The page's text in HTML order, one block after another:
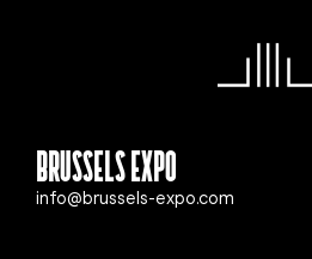
Brussels Expo
info@brussels-expo.com